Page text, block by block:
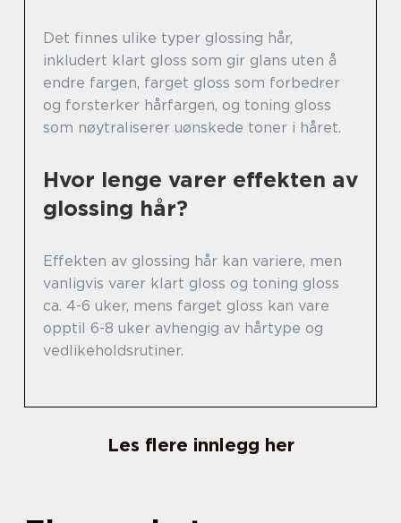
Det finnes ulike typer glossing hår,
inkludert klart gloss som gir glans uten å
endre fargen, farget gloss som forbedrer
og forsterker hårfargen, og toning gloss
som nøytraliserer uønskede toner i håret.
Hvor lenge varer effekten av
glossing hår?
Effekten av glossing hår kan variere, men
vanligvis varer klart gloss og toning gloss
ca. 4-6 uker, mens farget gloss kan vare
opptil 6-8 uker avhengig av hårtype og
vedlikeholdsrutiner.
Les flere innlegg her